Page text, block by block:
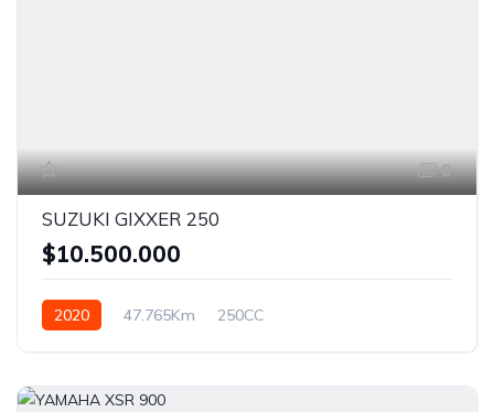
8
SUZUKI GIXXER 250
$10.500.000
2020 47.765Km 250CC